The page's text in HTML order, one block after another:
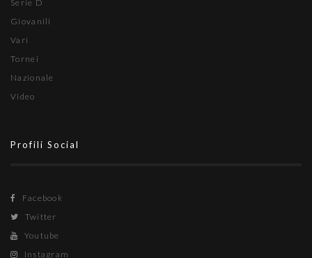
Serie D
Giovanili
Vari
Tornei
Nazionale
Video
Profili Social
Facebook
Twitter
Youtube
Instagram